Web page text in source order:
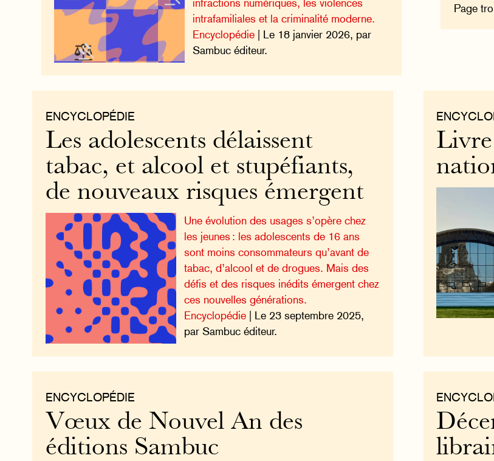
Page
infractions numériques, les violences
intrafamiliales et la criminalité moderne.
Encyclopédie | Le 18 janvier 2026, par
Sambuc éditeur.
Livre
ENCYCLOPÉDIE
Les adolescents délaissent
tabac, et alcool et stupéfiants,
de nouveaux risques émergent
Une évolution des usages s’opère chez
les jeunes : les adolescents de 16 ans
sont moins consommateurs qu’avant de
tabac, d’alcool et de drogues. Mais des
défis et des risques inédits émergent chez
ces nouvelles générations.
Encyclopédie | Le 23 septembre 2025,
par Sambuc éditeur.
ENCYCLOPÉDIE
Vœux de Nouvel An des
éditions Sambuc